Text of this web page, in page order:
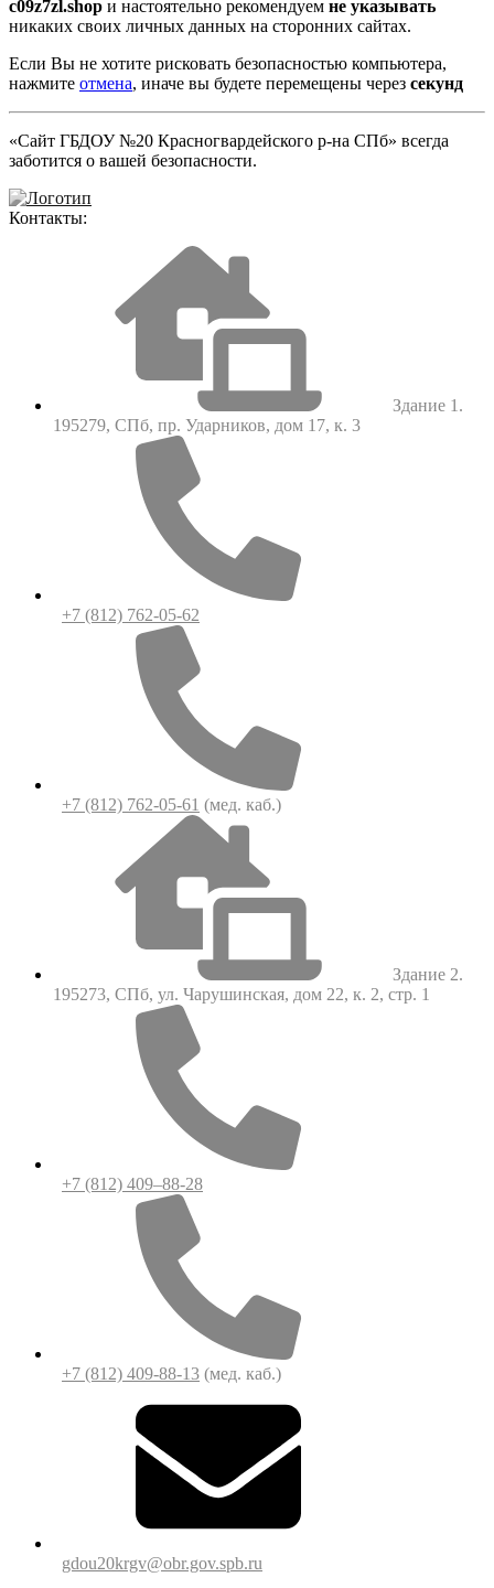
c09z7zl.shop и настоятельно рекомендуем не указывать
никаких своих личных данных на сторонних сайтах.
Если Вы не хотите рисковать безопасностью компьютера,
нажмите отмена, иначе вы будете перемещены через секунд
«Сайт ГБДОУ №20 Красногвардейского р-на СПб» всегда
заботится о вашей безопасности.
Контакты:
Здание 1.
195279, СПб, пр. Ударников, дом 17, к. 3
+7 (812) 762-05-62
+7 (812) 762-05-61 (мед. каб.)
Здание 2.
195273, СПб, ул. Чарушинская, дом 22, к. 2, стр. 1
+7 (812) 409–88-28
+7 (812) 409-88-13 (мед. каб.)
gdou20krgv@obr.gov.spb.ru